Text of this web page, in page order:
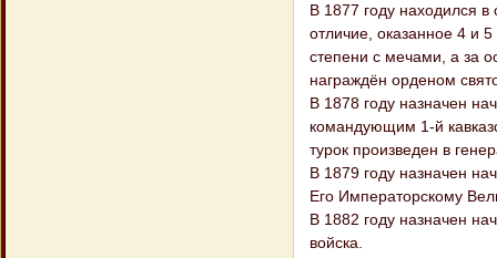
В 1877 году находился в
отличие, оказанное 4 и
степени с мечами, а за
награждён орденом
В 1878 году назначен
командующим 1-й
турок произведен в
В 1879 году назначен
Его Императорскому
В 1882 году назначен
войска.